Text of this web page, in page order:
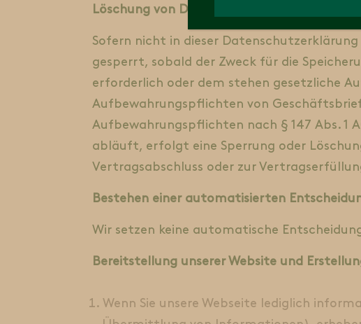
Löschung von Daten und Speicherdauer
Sofern nicht in dieser
gesperrt, sobald der Zweck für die
erforderlich oder dem stehen gesetzliche
Aufbewahrungspflichten von
Aufbewahrungspflichten nach § 147 Abs. 1
abläuft, erfolgt eine Sperrung oder
Vertragsabschluss oder zur
Bestehen einer automatisierten
Wir setzen keine automatische
Bereitstellung unserer Website und
Wenn Sie unsere Webseite lediglich